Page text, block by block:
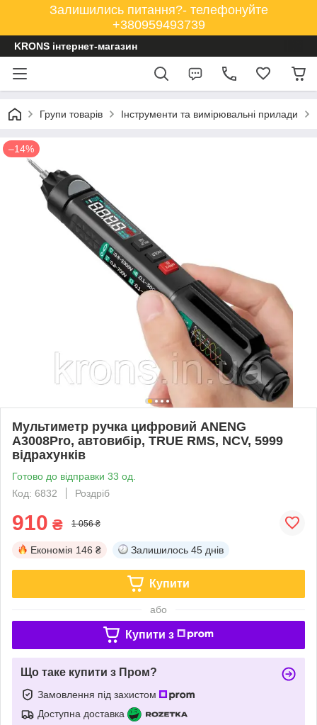
Залишились питання?- телефонуйте
+380959493739
KRONS інтернет-магазин
Групи товарів Інструменти та вимірювальні прилади
–14%
Мультиметр ручка цифровий ANENG
A3008Pro, автовибір, TRUE RMS, NCV, 5999
відрахунків
Готово до відправки 33 од.
Код: 6832
Роздріб
910 ₴ 1 056 ₴
Економія 146 ₴ Залишилось 45 днів
Купити
або
Купити з
Що таке купити з Пром?
Замовлення під захистом
Доступна доставка